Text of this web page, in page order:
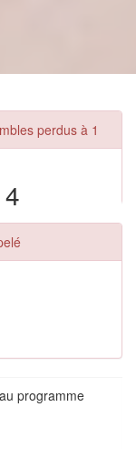
perdus à 1
programme